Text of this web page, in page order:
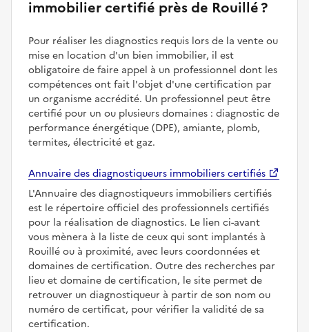
immobilier certifié près de Rouillé ?
Pour réaliser les diagnostics requis lors de la vente ou
mise en location d'un bien immobilier, il est
obligatoire de faire appel à un professionnel dont les
compétences ont fait l'objet d'une certification par
un organisme accrédité. Un professionnel peut être
certifié pour un ou plusieurs domaines : diagnostic de
performance énergétique (DPE), amiante, plomb,
termites, électricité et gaz.
Annuaire des diagnostiqueurs immobiliers certifiés
L'Annuaire des diagnostiqueurs immobiliers certifiés
est le répertoire officiel des professionnels certifiés
pour la réalisation de diagnostics. Le lien ci-avant
vous mènera à la liste de ceux qui sont implantés à
Rouillé ou à proximité, avec leurs coordonnées et
domaines de certification. Outre des recherches par
lieu et domaine de certification, le site permet de
retrouver un diagnostiqueur à partir de son nom ou
numéro de certificat, pour vérifier la validité de sa
certification.